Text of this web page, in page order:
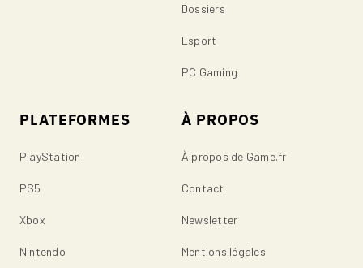
Dossiers
Esport
PC Gaming
PLATEFORMES
PlayStation
PS5
Xbox
Nintendo
À PROPOS
À propos de Game.fr
Contact
Newsletter
Mentions légales